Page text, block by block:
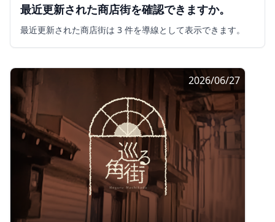
最近更新された商店街を確認できますか。
最近更新された商店街は 3 件を導線として表示できます。
2026/06/27